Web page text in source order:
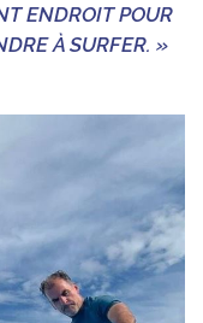
ENDROIT POUR
À SURFER. »